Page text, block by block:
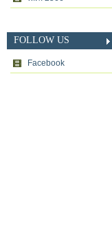
FOLLOW US
Facebook